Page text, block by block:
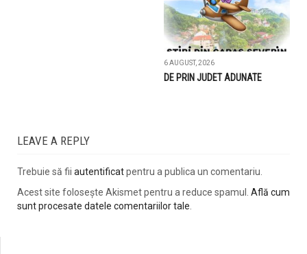
6 AUGUST, 2026
DE PRIN JUDET ADUNATE
LEAVE A REPLY
Trebuie să fii autentificatpentru a publica un comentariu.
Acest site folosește Akismet pentru a reduce spamul. Află cum
sunt procesate datele comentariilor tale.